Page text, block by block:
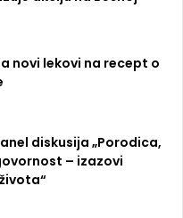
novi lekovi na recept o
diskusija „Porodica,
– izazovi